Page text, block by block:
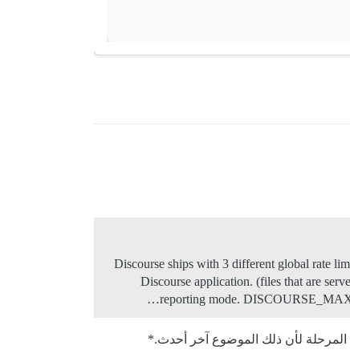
Discourse ships with 3 different global rate
Discourse application. (files that are
reporting mode.